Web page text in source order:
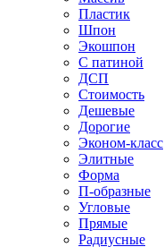
Пластик
Шпон
Экошпон
С патиной
ДСП
Стоимость
Дешевые
Дорогие
Эконом-класс
Элитные
Форма
П-образные
Угловые
Прямые
Радиусные